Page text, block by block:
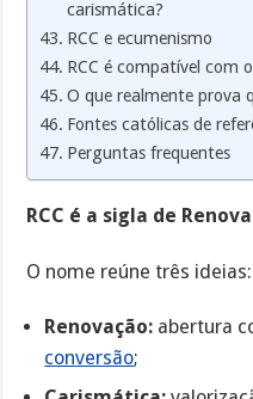
carismática?
RCC e ecumenismo
RCC é compatível com
O que realmente prova
Fontes católicas de
Perguntas frequentes
RCC é a sigla de
O nome reúne três ideias:
Renovação: abertura
conversão;